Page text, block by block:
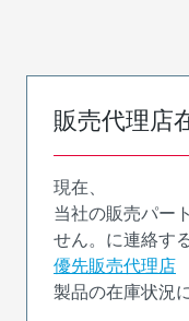
販売代理店
現在、
当社の販売パー
せん。に連絡す
優先販売代理店
製品の在庫状況